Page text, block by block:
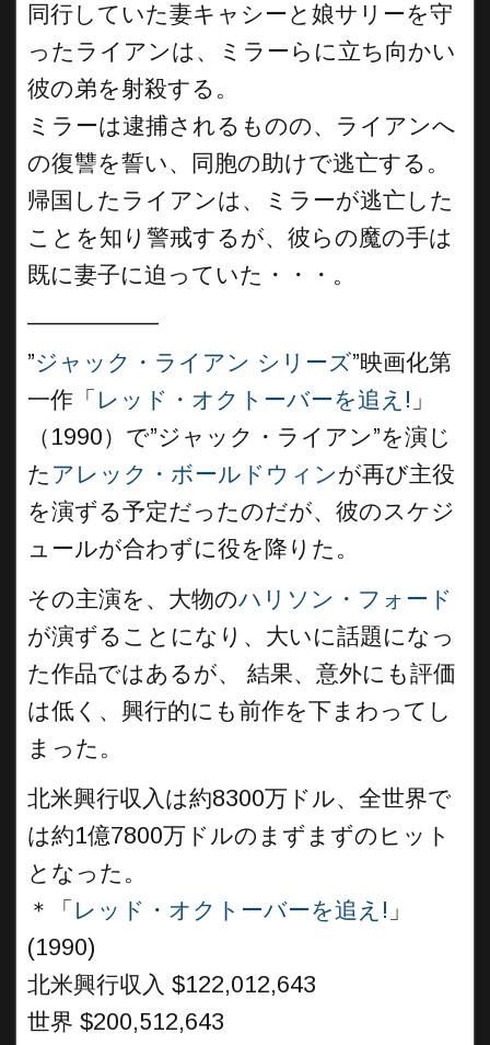
同行していた妻キャシーと娘サリーを守
ったライアンは、ミラーらに立ち向かい
彼の弟を射殺する。
ミラーは逮捕されるものの、ライアンへ
の復讐を誓い、同胞の助けで逃亡する。
帰国したライアンは、ミラーが逃亡した
ことを知り警戒するが、彼らの魔の手は
既に妻子に迫っていた・・・。
”ジャック・ライアン シリーズ”映画化第
一作「 レッド・オクトーバーを追え! 」
（1990）で”ジャック・ライアン”を演じ
た アレック・ボールドウィンが再び主役
を演ずる予定だったのだが、彼のスケジ
ュールが合わずに役を降りた。
その主演を、大物のハリソン・フォード
が演ずることになり、大いに話題になっ
た作品ではあるが、 結果、意外にも評価
は低く、興行的にも前作を下まわってし
まった。
北米興行収入は約8300万ドル、全世界で
は約1億7800万ドルのまずまずのヒット
となった。
＊
「 レッド・オクトーバーを追え! 」
(1990)
北米興行収入 $122,012,643
世界 $200,512,643